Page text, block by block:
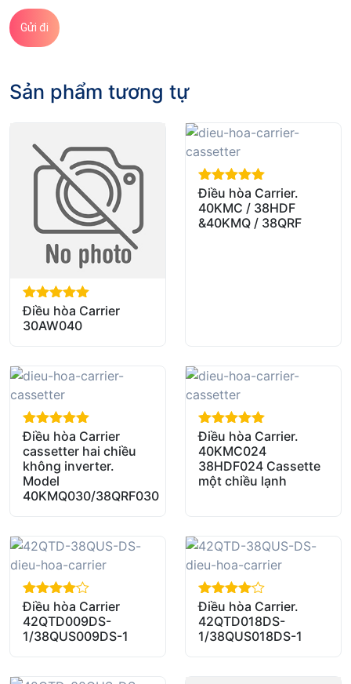
Sản phẩm tương tự
out of 5
Điều hòa Carrier
30AW040
out of 5
Điều hòa Carrier.
40KMC / 38HDF
&40KMQ / 38QRF
out of 5
Điều hòa Carrier
cassetter hai chiều
không inverter.
Model
40KMQ030/38QRF030
out of 5
Điều hòa Carrier.
40KMC024
38HDF024 Cassette
một chiều lạnh
out of 5
Điều hòa Carrier
42QTD009DS-
1/38QUS009DS-1
out of 5
Điều hòa Carrier.
42QTD018DS-
1/38QUS018DS-1